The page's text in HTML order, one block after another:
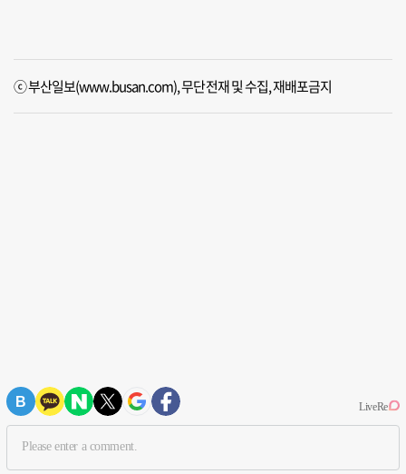
ⓒ 부산일보(www.busan.com), 무단전재 및 수집, 재배포금지